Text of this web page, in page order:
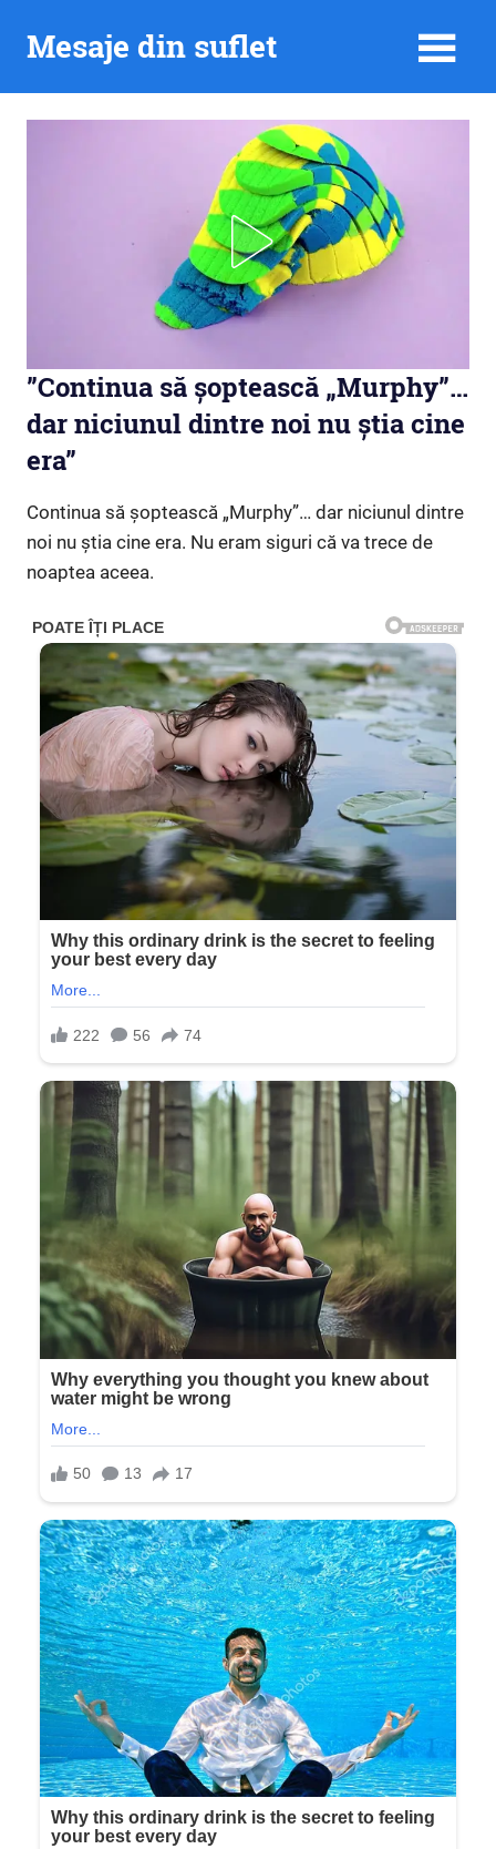
Mesaje din suflet
”Continua să șoptească „Murphy”…
dar niciunul dintre noi nu știa cine
era”
Continua să șoptească „Murphy”… dar niciunul dintre
noi nu știa cine era. Nu eram siguri că va trece de
noaptea aceea.